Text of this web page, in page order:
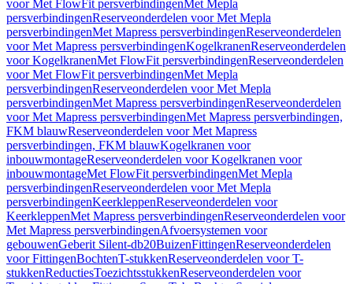
voor Met FlowFit persverbindingenMet Mepla
persverbindingenReserveonderdelen voor Met Mepla
persverbindingenMet Mapress persverbindingenReserveonderdelen
voor Met Mapress persverbindingenKogelkranenReserveonderdelen
voor KogelkranenMet FlowFit persverbindingenReserveonderdelen
voor Met FlowFit persverbindingenMet Mepla
persverbindingenReserveonderdelen voor Met Mepla
persverbindingenMet Mapress persverbindingenReserveonderdelen
voor Met Mapress persverbindingenMet Mapress persverbindingen,
FKM blauwReserveonderdelen voor Met Mapress
persverbindingen, FKM blauwKogelkranen voor
inbouwmontageReserveonderdelen voor Kogelkranen voor
inbouwmontageMet FlowFit persverbindingenMet Mepla
persverbindingenReserveonderdelen voor Met Mepla
persverbindingenKeerkleppenReserveonderdelen voor
KeerkleppenMet Mapress persverbindingenReserveonderdelen voor
Met Mapress persverbindingenAfvoersystemen voor
gebouwenGeberit Silent-db20BuizenFittingenReserveonderdelen
voor FittingenBochtenT-stukkenReserveonderdelen voor T-
stukkenReductiesToezichtsstukkenReserveonderdelen voor